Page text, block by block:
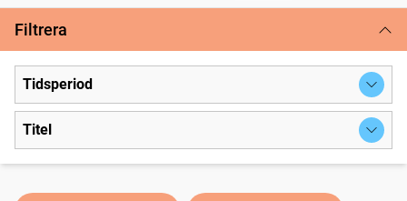
Filtrera
Tidsperiod
Titel